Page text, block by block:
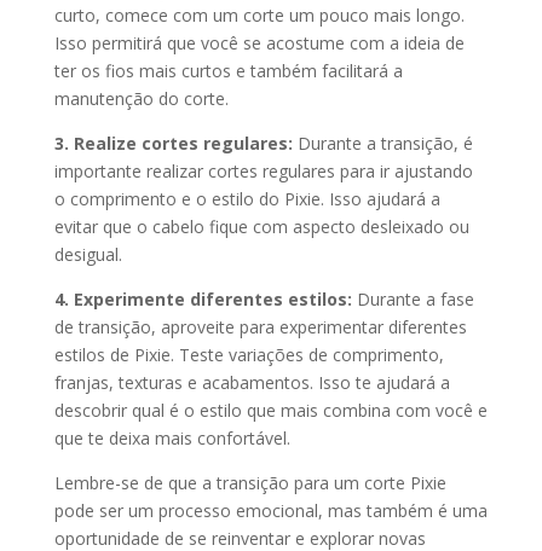
curto, comece com um corte um pouco mais longo.
Isso permitirá que você se acostume com a ideia de
ter os fios mais curtos e também facilitará a
manutenção do corte.
3. Realize cortes regulares: Durante a transição, é
importante realizar cortes regulares para ir ajustando
o comprimento e o estilo do Pixie. Isso ajudará a
evitar que o cabelo fique com aspecto desleixado ou
desigual.
4. Experimente diferentes estilos: Durante a fase
de transição, aproveite para experimentar diferentes
estilos de Pixie. Teste variações de comprimento,
franjas, texturas e acabamentos. Isso te ajudará a
descobrir qual é o estilo que mais combina com você e
que te deixa mais confortável.
Lembre-se de que a transição para um corte Pixie
pode ser um processo emocional, mas também é uma
oportunidade de se reinventar e explorar novas